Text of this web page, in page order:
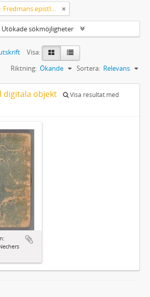
Carl Michael Bellman: Fredmans epistlar [Nechers ex.]. Ep. 1-50
Utökade sökmöjligheter
Visa:
Sortera: Relevans
Riktning: Ökande
digitala objekt
Visa resultat med